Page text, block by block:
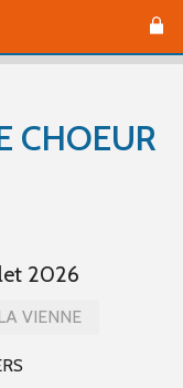
CHOEUR
2026
VIENNE